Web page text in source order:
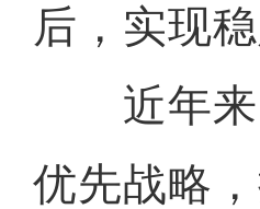
后，实现稳
近年来
优先战略